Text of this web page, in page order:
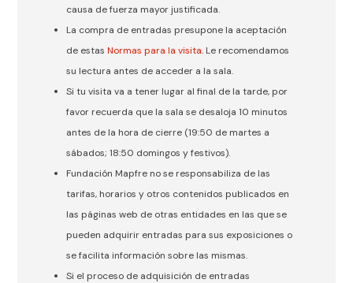
causa de fuerza mayor justificada.
La compra de entradas presupone la aceptación
de estasNormas para la visita. Le recomendamos
su lectura antes de acceder a la sala.
Si tu visita va a tener lugar al final de la tarde, por
favor recuerda que la sala se desaloja 10 minutos
antes de la hora de cierre (19:50 de martes a
sábados; 18:50 domingos y festivos).
Fundación Mapfre no se responsabiliza de las
tarifas, horarios y otros contenidos publicados en
las páginas web de otras entidades en las que se
pueden adquirir entradas para sus exposiciones o
se facilita información sobre las mismas.
Si el proceso de adquisición de entradas